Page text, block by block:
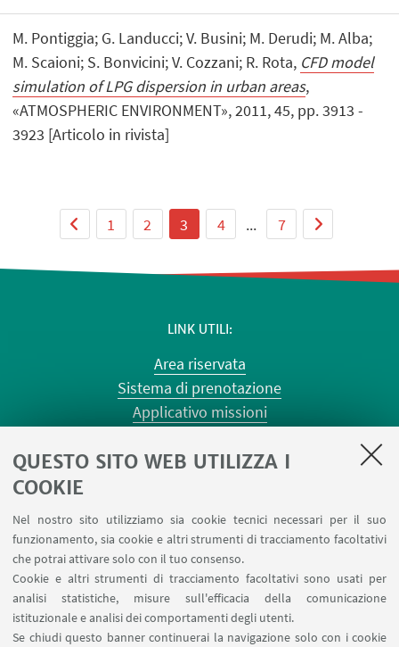
QUESTO SITO WEB UTILIZZA I
COOKIE
Nel nostro sito utilizziamo sia cookie tecnici necessari per il suo
funzionamento, sia cookie e altri strumenti di tracciamento facoltativi
che potrai attivare solo con il tuo consenso.
Cookie e altri strumenti di tracciamento facoltativi sono usati per
analisi statistiche, misure sull'efficacia della comunicazione
istituzionale e analisi dei comportamenti degli utenti.
Se chiudi questo banner continuerai la navigazione solo con i cookie
M. Pontiggia; G. Landucci; V. Busini; M. Derudi; M. Alba;
M. Scaioni; S. Bonvicini; V. Cozzani; R. Rota, CFD model
simulation of LPG dispersion in urban areas,
«ATMOSPHERIC ENVIRONMENT», 2011, 45, pp. 3913 -
3923 [Articolo in rivista]
1 2 3 4 ... 7
LINK UTILI
Area riservata
Sistema di prenotazione
Applicativo missioni
Planner aule Terracini
Forms per sottomissione eventi/notizie
Carta dei servizi
SEGUI IL DIPARTIMENTO SU: